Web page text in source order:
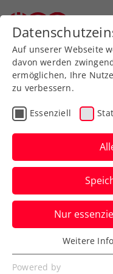
News filtern
Auf unserer Webseite
davon werden
ermöglichen, Ihre
zu verbessern.
Essenziell
Nur
Essenziell
Essenzielle Cookies
Weitere
Powered by